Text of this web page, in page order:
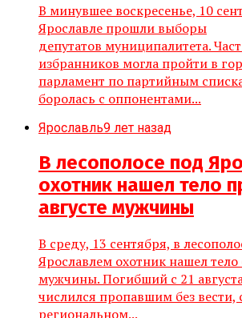
В минувшее воскресенье, 10
Ярославле прошли выборы
депутатов муниципалитета.
избранников могла пройти в
парламент по партийным
боролась с оппонентами...
Ярославль9 лет назад
В лесополосе под
охотник нашел тело
августе мужчины
В среду, 13 сентября, в
Ярославлем охотник нашел тело
мужчины. Погибший с 21
числился пропавшим без вести,
региональном...